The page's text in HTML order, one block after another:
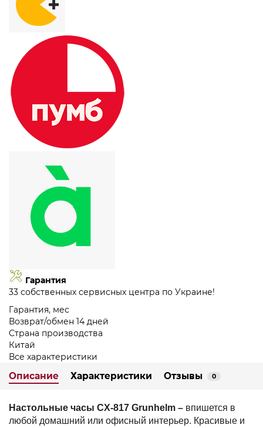
Гарантия
33 собственных сервисных центра по Украине!
Гарантия, мес
Возврат/обмен 14 дней
Страна производства
Китай
Все характеристики
Описание Характеристики Отзывы 0
Настольные часы CX-817 Grunhelm – впишется в
любой домашний или офисный интерьер. Красивые и